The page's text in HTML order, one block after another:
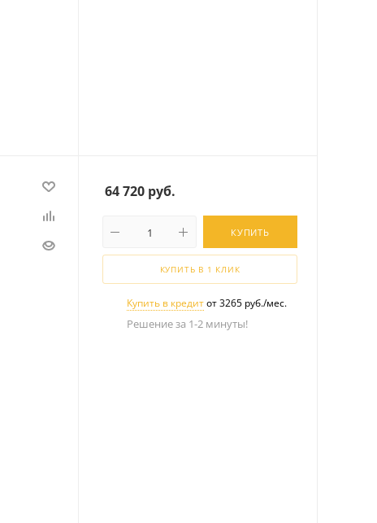
64 720 руб.
КУПИТЬ
КУПИТЬ В 1 КЛИК
Купить в кредитот 3265 руб./мес.
Решение за 1-2 минуты!